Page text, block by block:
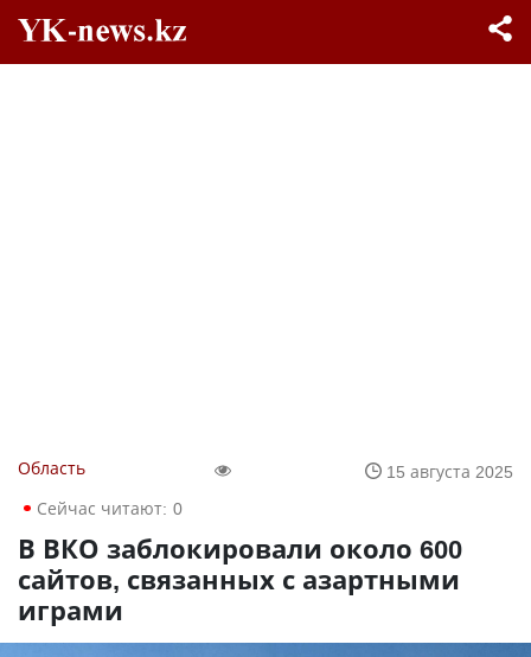
Область
15 августа 2025
Сейчас читают: 0
В ВКО заблокировали около 600
сайтов, связанных с азартными
играми